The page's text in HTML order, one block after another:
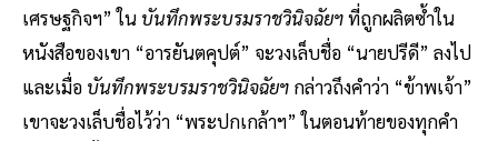
เศรษฐกิจฯ” ใน บันทึกพระบรมราชวินิจฉัยฯที่ถูกผลิตซ้ำใน
หนังสือของเขา “อารยันตคุปต์” จะวงเล็บชื่อ “นายปรีดี” ลงไป
และเมื่อ บันทึกพระบรมราชวินิจฉัยฯ กล่าวถึงคำว่า “ข้าพเจ้า”
เขาจะวงเล็บชื่อไว้ว่า “พระปกเกล้าฯ” ในตอนท้ายของทุกคำ